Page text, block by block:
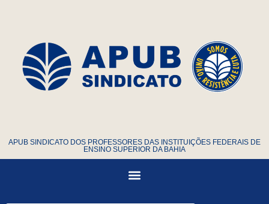
APUB SINDICATO DOS PROFESSORES DAS INSTITUIÇÕES FEDERAIS DE
ENSINO SUPERIOR DA BAHIA